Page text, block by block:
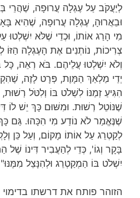
לְיַעֲקֹב עַל עֶגְלָה עֲרוּפָה, שֶׁהֲרֵי
וּבֵאֲרוּהָ, עֶגְלָה עֲרוּפָה, שֶׁהִיא
מִי הָרַג אוֹתוֹ, וּכְדֵי שֶׁלֹּא יִשְׁלְטוּ
צְרִיכוֹת, נוֹתְנִים אֶת הָעֶגְלָה הַזּוֹ
וְלֹא יִשְׁלְטוּ עֲלֵיהֶם. בֹּא רְאֵה,
יְדֵי מַלְאַךְ הַמָּוֶת, פְּרָט לָזֶה,
הִגִּיעַ זְמַנּוֹ לִשְׁלֹט בּוֹ וְלִטֹּל
שֶׁנּוֹטֵל רְשׁוּת. וּמִשּׁוּם כָּךְ יֵשׁ לוֹ
שֶׁנֶּאֱמַר לֹא נוֹדַע מִי הִכָּהוּ. גַּם
לְקַטְרֵג עַל אוֹתוֹ מָקוֹם, וְעַל כֵּן
בָּקָר וְגוֹ', כְּדֵי לְהַעֲבִיר דִּינוֹ
יִשְׁלֹט בּוֹ הַמְקַטְרֵג וּלְהִנָּצֵל מִמֶּנּוּ"
הזוהר פותח את דרשתו בדימוי